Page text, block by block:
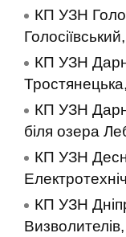
КП УЗН
КП УЗН
КП УЗН
біля озера
КП УЗН
КП УЗН